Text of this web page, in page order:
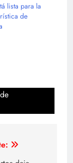
lista para la
de